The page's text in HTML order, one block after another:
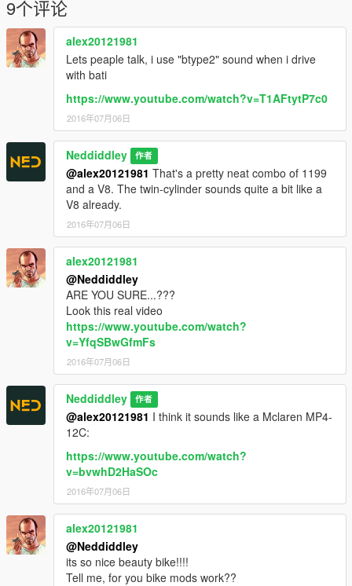
9个评论
alex20121981
Lets peaple talk, i use "btype2" sound when i drive
with bati
https://www.youtube.com/watch?v=T1AFtytP7c0
2016年07月06日
Neddiddley 作者
@alex20121981 That's a pretty neat combo of 1199
and a V8. The twin-cylinder sounds quite a bit like a
V8 already.
2016年07月06日
alex20121981
@Neddiddley
ARE YOU SURE...???
Look this real video
https://www.youtube.com/watch?
v=YfqSBwGfmFs
2016年07月06日
Neddiddley 作者
@alex20121981 I think it sounds like a Mclaren MP4-
12C:
https://www.youtube.com/watch?
v=bvwhD2HaSOc
2016年07月06日
alex20121981
@Neddiddley
its so nice beauty bike!!!!
Tell me, for you bike mods work??